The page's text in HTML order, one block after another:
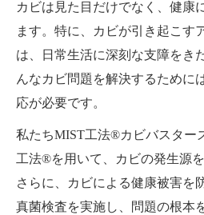
カビは見た目だけでなく、健康
ます。特に、カビが引き起こす
は、日常生活に深刻な支障をき
んなカビ問題を解決するために
応が必要です。
私たちMIST工法®カビバスター
工法®を用いて、カビの発生源
さらに、カビによる健康被害を
真菌検査を実施し、問題の根本